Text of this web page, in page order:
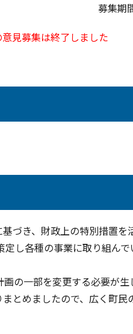
募集期
見募集は終了しました
づき、財政上の特別措置を
し各種の事業に取り組んで
の一部を変更する必要が
とめましたので、広く町民